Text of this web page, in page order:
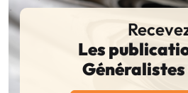
Les
Généralistes